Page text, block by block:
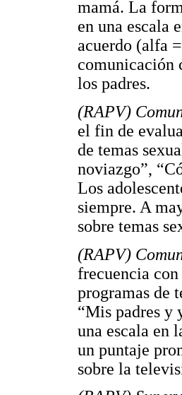
mamá. La
en una escala
acuerdo (alfa
comunicación
los padres.
(RAPV)
el fin de
de temas
noviazgo”,
Los
siempre. A
sobre temas
(RAPV)
frecuencia
programas de
“Mis padres y
una escala en
un puntaje
sobre la